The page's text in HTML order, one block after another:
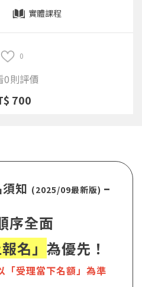
實體課程
0
0則評價
700
知 (2025/09最新版) –
序全面
名」 為優先！
「受理當下名額」為準